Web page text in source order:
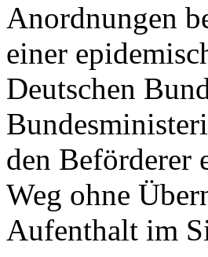
Anordnungen
einer
Deutschen
den Beförderer
Weg ohne
Aufenthalt im